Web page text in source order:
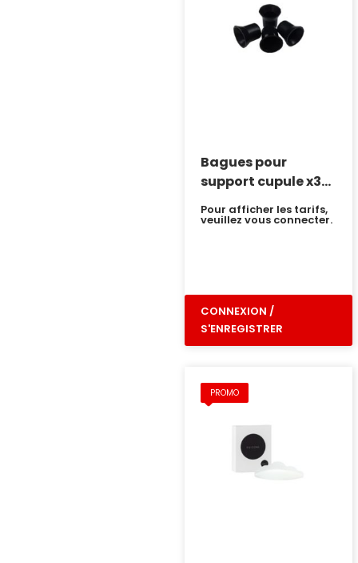
Bagues pour
support cupule x30
Pour afficher les tarifs,
veuillez vous connecter.
CONNEXION /
S'ENREGISTRER
PROMO